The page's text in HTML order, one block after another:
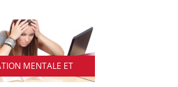
MENTALE ET